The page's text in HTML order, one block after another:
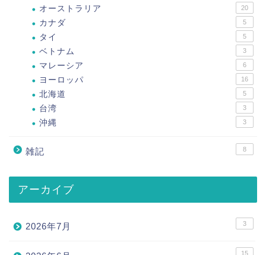
オーストラリア 20
カナダ 5
タイ 5
ベトナム 3
マレーシア 6
ヨーロッパ 16
北海道 5
台湾 3
沖縄 3
雑記 8
アーカイブ
2026年7月 3
15